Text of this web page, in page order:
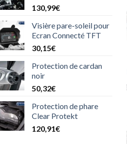
130,99€
Visière pare-soleil pour
Ecran Connecté TFT
30,15€
Protection de cardan
noir
50,32€
Protection de phare
Clear Protekt
120,91€